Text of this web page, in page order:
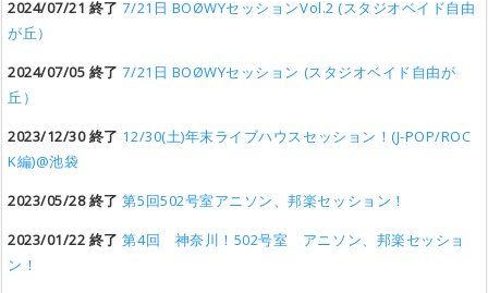
2024/07/21 終了 7/21日 BOØWYセッションVol.2 (スタジオベイド自由
が丘）
2024/07/05 終了 7/21日 BOØWYセッション (スタジオベイド自由が
丘）
2023/12/30 終了 12/30(土)年末ライブハウスセッション！(J-POP/ROC
K編)@池袋
2023/05/28 終了 第5回502号室アニソン、邦楽セッション！
2023/01/22 終了 第4回 神奈川！502号室 アニソン、邦楽セッショ
ン！